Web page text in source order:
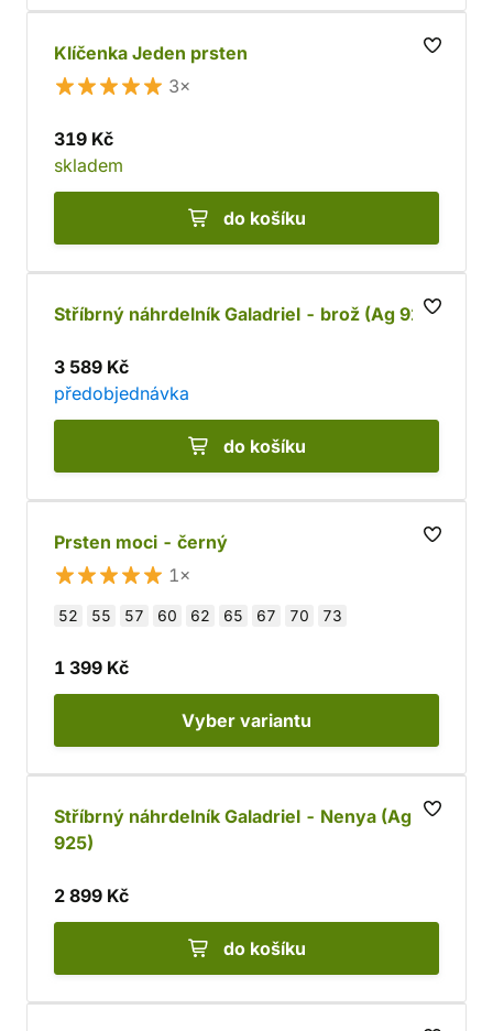
Klíčenka Jeden prsten
3×
319 Kč
skladem
do košíku
Stříbrný náhrdelník Galadriel - brož (Ag 925)
3 589 Kč
předobjednávka
do košíku
Prsten moci - černý
1×
52 55 57 60 62 65 67 70 73
1 399 Kč
Vyber variantu
Stříbrný náhrdelník Galadriel - Nenya (Ag
925)
2 899 Kč
do košíku